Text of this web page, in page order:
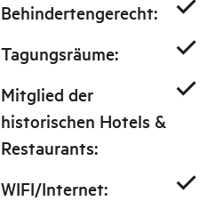
Behindertengerecht:
Tagungsräume:
Mitglied der
historischen Hotels &
Restaurants:
WIFI/Internet: